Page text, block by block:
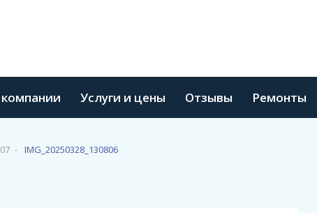
Услуги и цены Отзывы Ремонты
IMG_20250328_130806